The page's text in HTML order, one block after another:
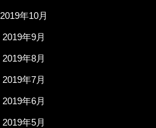
2019年10月
2019年9月
2019年8月
2019年7月
2019年6月
2019年5月